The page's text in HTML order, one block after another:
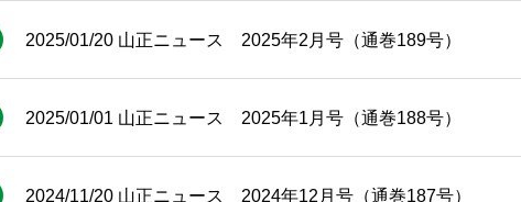
2025/01/20 山正ニュース 2025年2月号（通巻189号）
2025/01/01 山正ニュース 2025年1月号（通巻188号）
2024/11/20 山正ニュース 2024年12月号（通巻187号）